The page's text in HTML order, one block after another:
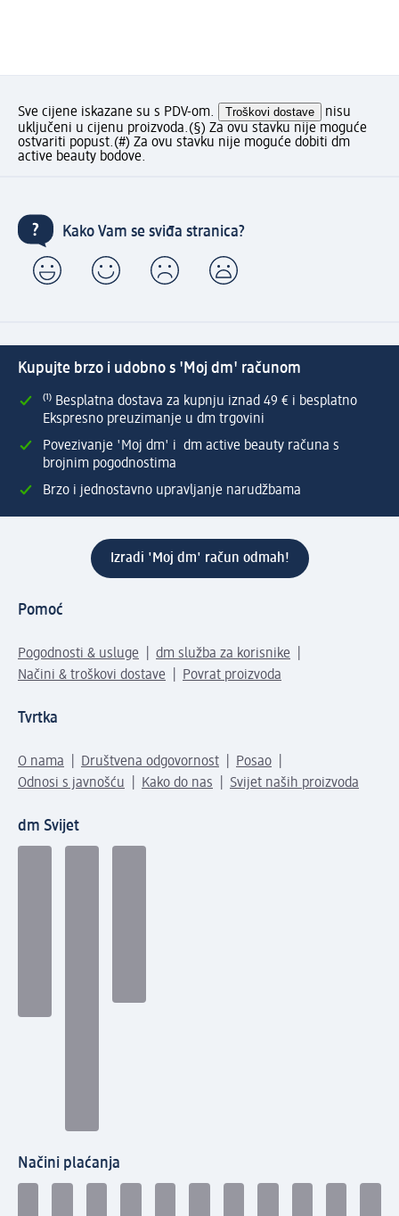
Sve cijene iskazane su s PDV-om. Troškovi dostave
nisu
uključeni u cijenu proizvoda.(§) Za ovu stavku nije moguće
ostvariti popust.(#) Za ovu stavku nije moguće dobiti dm
active beauty bodove.
Kako Vam se sviđa stranica?
Kupujte brzo i udobno s 'Moj dm' računom
⁽¹⁾ Besplatna dostava za kupnju iznad 49 € i besplatno
Ekspresno preuzimanje u dm trgovini
Povezivanje 'Moj dm' i dm active beauty računa s
brojnim pogodnostima
Brzo i jednostavno upravljanje narudžbama
Izradi 'Moj dm' račun odmah!
Pomoć
Pogodnosti & usluge
dm služba za korisnike
Načini & troškovi dostave
Povrat proizvoda
Tvrtka
O nama Društvena odgovornost
Posao
Odnosi s javnošću
Kako do nas Svijet naših proizvoda
dm Svijet
Načini plaćanja